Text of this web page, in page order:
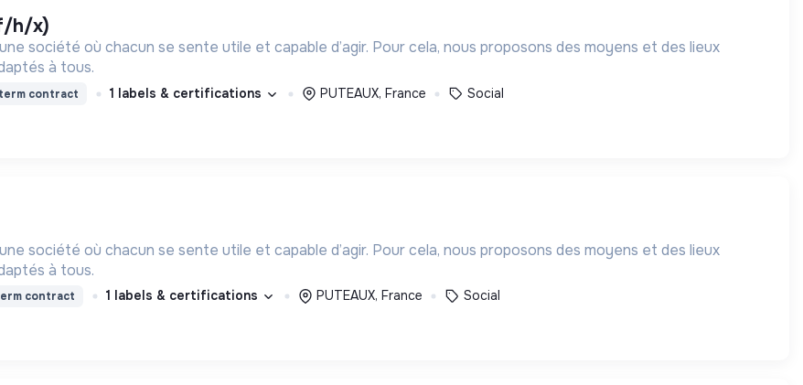
h/x)
société où chacun se sente utile et capable d’agir. Pour cela, nous proposons des moyens et des lieux
à tous.
contract 1 labels & certifications PUTEAUX, France Social
société où chacun se sente utile et capable d’agir. Pour cela, nous proposons des moyens et des lieux
à tous.
contract 1 labels & certifications PUTEAUX, France Social